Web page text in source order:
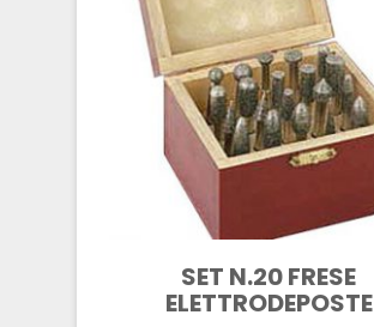
SET N.20 FRESE
ELETTRODEPOSTE